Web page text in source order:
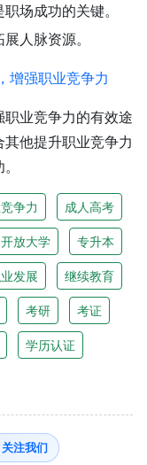
场成功的关键。
人脉资源。
增强职业竞争力
业竞争力的有效途
他提升职业竞争力
争力 成人高考
开放大学 专升本
发展 继续教育
考研 考证
学历认证
关注我们